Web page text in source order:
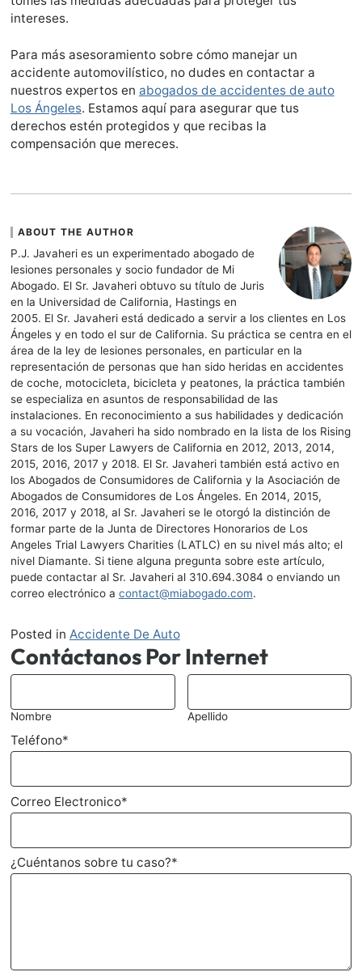
intereses.
Para más asesoramiento sobre cómo manejar un
accidente automovilístico, no dudes en contactar a
nuestros expertos en abogados de accidentes de auto
Los Ángeles. Estamos aquí para asegurar que tus
derechos estén protegidos y que recibas la
compensación que mereces.
ABOUT THE AUTHOR
P.J. Javaheri es un experimentado abogado de
lesiones personales y socio fundador de Mi
Abogado. El Sr. Javaheri obtuvo su título de Juris
en la Universidad de California, Hastings en
2005. El Sr. Javaheri está dedicado a servir a los clientes en Los
Ángeles y en todo el sur de California. Su práctica se centra en el
área de la ley de lesiones personales, en particular en la
representación de personas que han sido heridas en accidentes
de coche, motocicleta, bicicleta y peatones, la práctica también
se especializa en asuntos de responsabilidad de las
instalaciones. En reconocimiento a sus habilidades y dedicación
a su vocación, Javaheri ha sido nombrado en la lista de los Rising
Stars de los Super Lawyers de California en 2012, 2013, 2014,
2015, 2016, 2017 y 2018. El Sr. Javaheri también está activo en
los Abogados de Consumidores de California y la Asociación de
Abogados de Consumidores de Los Ángeles. En 2014, 2015,
2016, 2017 y 2018, al Sr. Javaheri se le otorgó la distinción de
formar parte de la Junta de Directores Honorarios de Los
Angeles Trial Lawyers Charities (LATLC) en su nivel más alto; el
nivel Diamante. Si tiene alguna pregunta sobre este artículo,
puede contactar al Sr. Javaheri al 310.694.3084 o enviando un
correo electrónico a contact@miabogado.com.
Posted in Accidente De Auto
Contáctanos Por Internet
*
Nombre Apellido
Teléfono*
Correo Electronico*
¿Cuéntanos sobre tu caso?*